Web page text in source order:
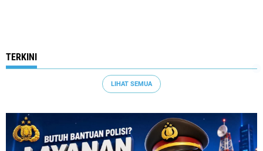
TERKINI
LIHAT SEMUA